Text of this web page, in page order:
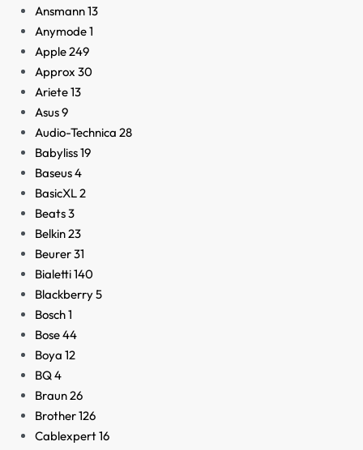
Ansmann13
Anymode1
Apple249
Approx 30
Ariete13
Asus9
Audio-Technica 28
Babyliss19
Baseus4
BasicXL2
Beats3
Belkin23
Beurer31
Bialetti140
Blackberry5
Bosch1
Bose44
Boya 12
BQ4
Braun26
Brother126
Cablexpert16